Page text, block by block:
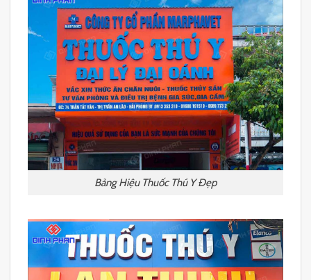
Bảng Hiệu Thuốc Thú Y Đẹp